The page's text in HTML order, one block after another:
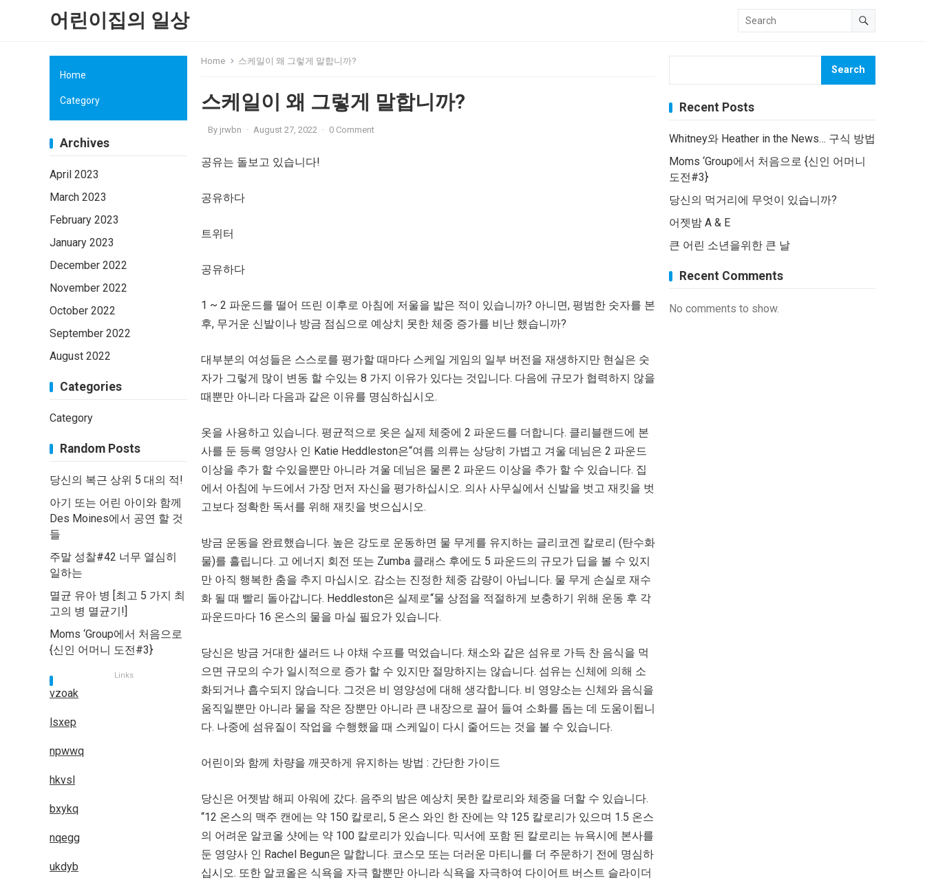
어린이집의 일상
Home 스케일이 왜 그렇게 말합니까?
스케일이 왜 그렇게 말합니까?
By jrwbn · August 27, 2022 · 0 Comment
공유는 돌보고 있습니다!
공유하다
트위터
공유하다
1 ~ 2 파운드를 떨어 뜨린 이후로 아침에 저울을 밟은 적이 있습니까? 아니면, 평범한 숫자를 본
후, 무거운 신발이나 방금 점심으로 예상치 못한 체중 증가를 비난 했습니까?
대부분의 여성들은 스스로를 평가할 때마다 스케일 게임의 일부 버전을 재생하지만 현실은 숫
자가 그렇게 많이 변동 할 수있는 8 가지 이유가 있다는 것입니다. 다음에 규모가 협력하지 않을
때뿐만 아니라 다음과 같은 이유를 명심하십시오.
옷을 사용하고 있습니다. 평균적으로 옷은 실제 체중에 2 파운드를 더합니다. 클리블랜드에 본
사를 둔 등록 영양사 인 Katie Heddleston은“여름 의류는 상당히 가볍고 겨울 데님은 2 파운드
이상을 추가 할 수있을뿐만 아니라 겨울 데님은 물론 2 파운드 이상을 추가 할 수 있습니다. 집
에서 아침에 누드에서 가장 먼저 자신을 평가하십시오. 의사 사무실에서 신발을 벗고 재킷을 벗
고보다 정확한 독서를 위해 재킷을 벗으십시오.
방금 운동을 완료했습니다. 높은 강도로 운동하면 물 무게를 유지하는 글리코겐 칼로리 (탄수화
물)를 흘립니다. 고 에너지 회전 또는 Zumba 클래스 후에도 5 파운드의 규모가 딥을 볼 수 있지
만 아직 행복한 춤을 추지 마십시오. 감소는 진정한 체중 감량이 아닙니다. 물 무게 손실로 재수
화 될 때 빨리 돌아갑니다. Heddleston은 실제로“물 상점을 적절하게 보충하기 위해 운동 후 각
파운드마다 16 온스의 물을 마실 필요가 있습니다.
당신은 방금 거대한 샐러드 나 야채 수프를 먹었습니다. 채소와 같은 섬유로 가득 찬 음식을 먹
으면 규모의 수가 일시적으로 증가 할 수 있지만 절망하지는 않습니다. 섬유는 신체에 의해 소
화되거나 흡수되지 않습니다. 그것은 비 영양성에 대해 생각합니다. 비 영양소는 신체와 음식을
움직일뿐만 아니라 물을 작은 장뿐만 아니라 큰 내장으로 끌어 들여 소화를 돕는 데 도움이됩니
다. 나중에 섬유질이 작업을 수행했을 때 스케일이 다시 줄어드는 것을 볼 수 있습니다.
어린이와 함께 차량을 깨끗하게 유지하는 방법 : 간단한 가이드
당신은 어젯밤 해피 아워에 갔다. 음주의 밤은 예상치 못한 칼로리와 체중을 더할 수 있습니다.
“12 온스의 맥주 캔에는 약 150 칼로리, 5 온스 와인 한 잔에는 약 125 칼로리가 있으며 1.5 온스
의 어려운 알코올 샷에는 약 100 칼로리가 있습니다. 믹서에 포함 된 칼로리는 뉴욕시에 본사를
둔 영양사 인 Rachel Begun은 말합니다. 코스모 또는 더러운 마티니를 더 주문하기 전에 명심하
십시오. 또한 알코올은 식욕을 자극 할뿐만 아니라 식욕을 자극하여 다이어트 버스트 슬라이더
Search
Recent Posts
Whitney와 Heather in the News… 구식 방법
Moms ‘Group에서 처음으로 {신인 어머니
도전#3}
당신의 먹거리에 무엇이 있습니까?
어젯밤 A & E
큰 어린 소년을위한 큰 날
Recent Comments
No comments to show.
Home
Category
Archives
April 2023
March 2023
February 2023
January 2023
December 2022
November 2022
October 2022
September 2022
August 2022
Categories
Category
Random Posts
당신의 복근 상위 5 대의 적!
아기 또는 어린 아이와 함께
Des Moines에서 공연 할 것
들
주말 성찰#42 너무 열심히
일하는
멸균 유아 병 [최고 5 가지 최
고의 병 멸균기!]
Moms ‘Group에서 처음으로
{신인 어머니 도전#3}
Links
vzoak
lsxep
npwwq
hkvsl
bxykq
nqegg
ukdyb